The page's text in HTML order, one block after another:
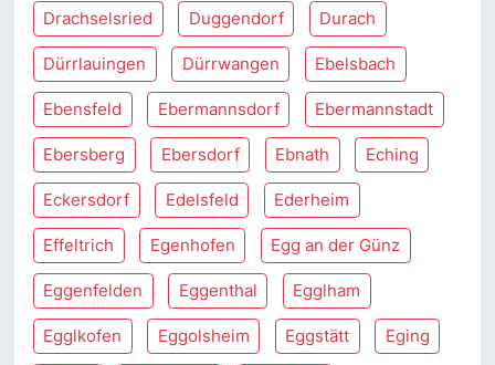
Drachselsried Duggendorf Durach
Dürrlauingen Dürrwangen Ebelsbach
Ebensfeld Ebermannsdorf Ebermannstadt
Ebersberg Ebersdorf Ebnath Eching
Eckersdorf Edelsfeld Ederheim
Effeltrich Egenhofen Egg an der Günz
Eggenfelden Eggenthal Egglham
Egglkofen Eggolsheim Eggstätt Eging